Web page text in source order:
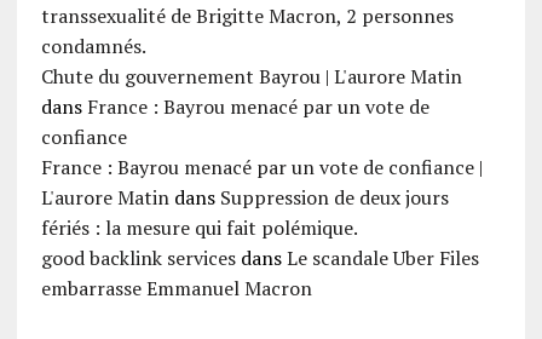
transsexualité de Brigitte Macron, 2 personnes
condamnés.
Chute du gouvernement Bayrou | L'aurore Matin
dans France : Bayrou menacé par un vote de
confiance
France : Bayrou menacé par un vote de confiance |
L'aurore Matindans Suppression de deux jours
fériés : la mesure qui fait polémique.
good backlink servicesdansLe scandale Uber Files
embarrasse Emmanuel Macron